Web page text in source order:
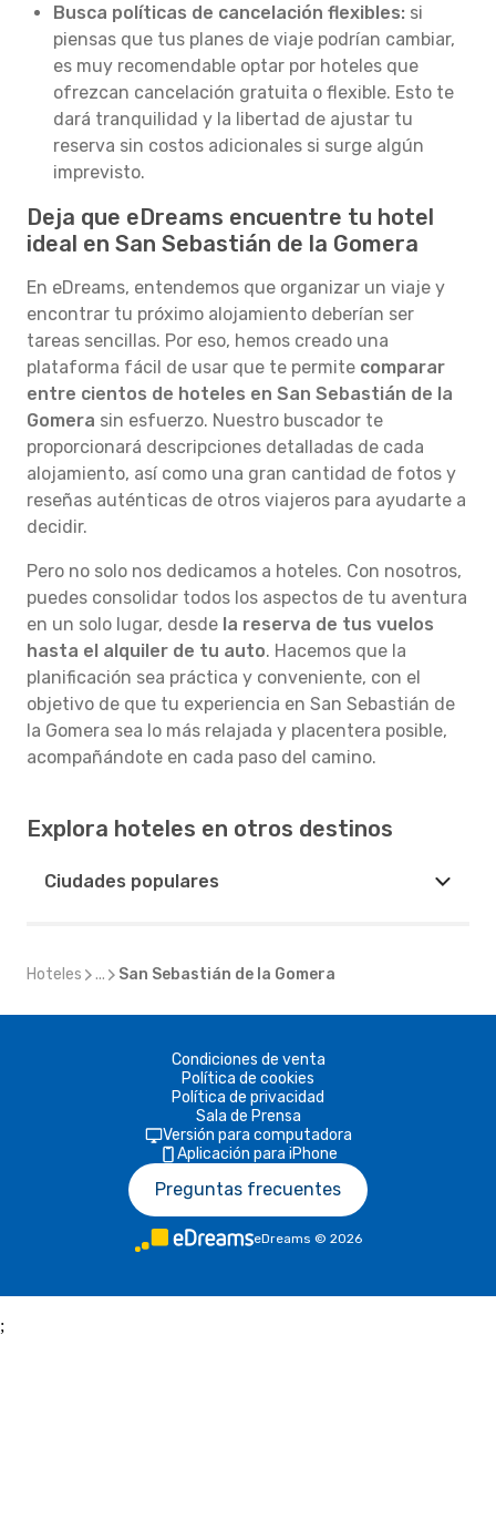
Busca políticas de cancelación flexibles: si
piensas que tus planes de viaje podrían cambiar,
es muy recomendable optar por hoteles que
ofrezcan cancelación gratuita o flexible. Esto te
dará tranquilidad y la libertad de ajustar tu
reserva sin costos adicionales si surge algún
imprevisto.
Deja que eDreams encuentre tu hotel
ideal en San Sebastián de la Gomera
En eDreams, entendemos que organizar un viaje y
encontrar tu próximo alojamiento deberían ser
tareas sencillas. Por eso, hemos creado una
plataforma fácil de usar que te permite comparar
entre cientos de hoteles en San Sebastián de la
Gomera sin esfuerzo. Nuestro buscador te
proporcionará descripciones detalladas de cada
alojamiento, así como una gran cantidad de fotos y
reseñas auténticas de otros viajeros para ayudarte a
decidir.
Pero no solo nos dedicamos a hoteles. Con nosotros,
puedes consolidar todos los aspectos de tu aventura
en un solo lugar, desde la reserva de tus vuelos
hasta el alquiler de tu auto. Hacemos que la
planificación sea práctica y conveniente, con el
objetivo de que tu experiencia en San Sebastián de
la Gomera sea lo más relajada y placentera posible,
acompañándote en cada paso del camino.
Explora hoteles en otros destinos
Ciudades populares
Hoteles ... San Sebastián de la Gomera
Condiciones de venta
Política de cookies
Política de privacidad
Sala de Prensa
Versión para computadora
Aplicación para iPhone
Preguntas frecuentes
eDreams © 2026
;